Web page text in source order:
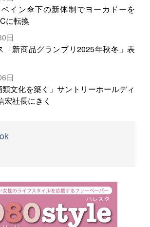
イン傘下の新体制でヨーカドーを
に転換
日
「新商品グランプリ2025年秋冬」表
日
類文化を築く」サントリーホールディ
宏社長にきく